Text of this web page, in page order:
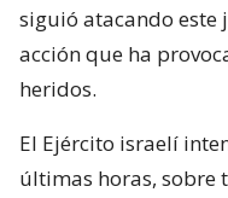
siguió atacando este
acción que ha
heridos.
El Ejército israelí
últimas horas, sobre